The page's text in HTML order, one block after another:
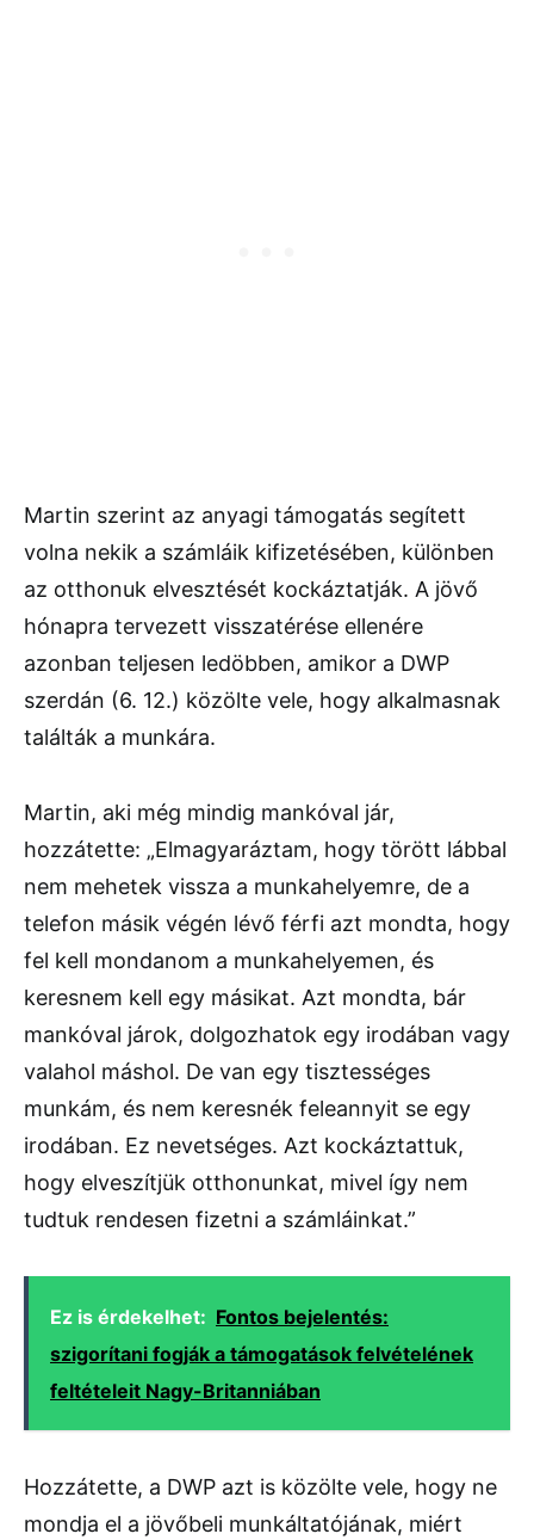
Martin szerint az anyagi támogatás segített
volna nekik a számláik kifizetésében, különben
az otthonuk elvesztését kockáztatják. A jövő
hónapra tervezett visszatérése ellenére
azonban teljesen ledöbben, amikor a DWP
szerdán (6. 12.) közölte vele, hogy alkalmasnak
találták a munkára.
Martin, aki még mindig mankóval jár,
hozzátette: „Elmagyaráztam, hogy törött lábbal
nem mehetek vissza a munkahelyemre, de a
telefon másik végén lévő férfi azt mondta, hogy
fel kell mondanom a munkahelyemen, és
keresnem kell egy másikat. Azt mondta, bár
mankóval járok, dolgozhatok egy irodában vagy
valahol máshol. De van egy tisztességes
munkám, és nem keresnék feleannyit se egy
irodában. Ez nevetséges. Azt kockáztattuk,
hogy elveszítjük otthonunkat, mivel így nem
tudtuk rendesen fizetni a számláinkat.”
Ez is érdekelhet: Fontos bejelentés:
szigorítani fogják a támogatások felvételének
feltételeit Nagy-Britanniában
Hozzátette, a DWP azt is közölte vele, hogy ne
mondja el a jövőbeli munkáltatójának, miért